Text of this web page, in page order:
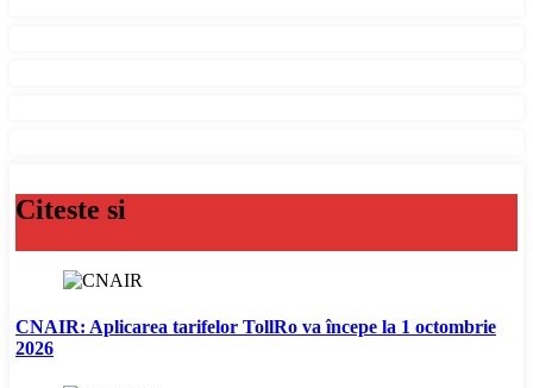
Citeste si
CNAIR: Aplicarea tarifelor TollRo va începe la 1 octombrie
2026